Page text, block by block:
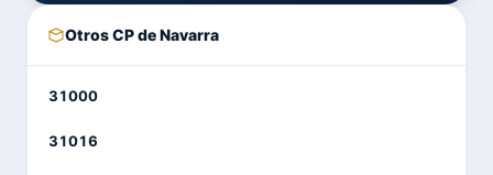
Otros CP de Navarra
31000
31016